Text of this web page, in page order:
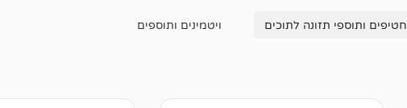
חטיפים ותוספי תזונה לתוכים ויטמינים ותוספים